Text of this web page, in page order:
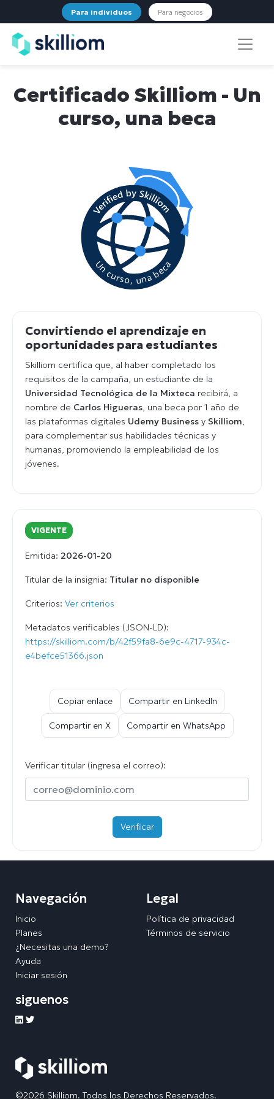
Para individuos Para negocios
Certificado Skilliom - Un
curso, una beca
Convirtiendo el aprendizaje en
oportunidades para estudiantes
Skilliom certifica que, al haber completado los
requisitos de la campaña, un estudiante de la
Universidad Tecnológica de la Mixteca recibirá, a
nombre de Carlos Higueras , una beca por 1 año de
las plataformas digitales Udemy Business y Skilliom
para complementar sus habilidades técnicas y
humanas, promoviendo la empleabilidad de los
jóvenes.
VIGENTE
Emitida: 2026-01-20
Titular de la insignia: Titular no disponible
Criterios: Ver criterios
Metadatos verificables (JSON-LD):
https://skilliom.com/b/42f59fa8-6e9c-4717-934c-
e4befce51366.json
Copiar enlace Compartir en LinkedIn
Compartir en X Compartir en WhatsApp
Verificar titular (ingresa el correo):
Verificar
©2026 Skilliom. Todos los Derechos Reservados.
Navegación
Inicio
Planes
¿Necesitas una demo?
Ayuda
Iniciar sesión
Legal
Política de privacidad
Términos de servicio
siguenos